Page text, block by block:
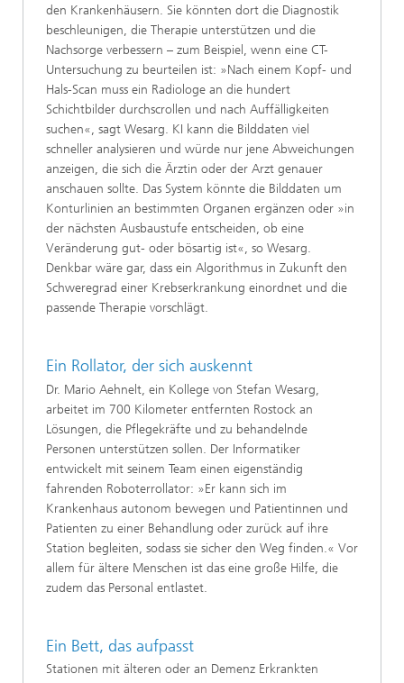
den Krankenhäusern. Sie könnten dort die Diagnostik
beschleunigen, die Therapie unterstützen und die
Nachsorge verbessern – zum Beispiel, wenn eine CT-
Untersuchung zu beurteilen ist: »Nach einem Kopf- und
Hals-Scan muss ein Radiologe an die hundert
Schichtbilder durchscrollen und nach Auffälligkeiten
suchen«, sagt Wesarg. KI kann die Bilddaten viel
schneller analysieren und würde nur jene Abweichungen
anzeigen, die sich die Ärztin oder der Arzt genauer
anschauen sollte. Das System könnte die Bilddaten um
Konturlinien an bestimmten Organen ergänzen oder »in
der nächsten Ausbaustufe entscheiden, ob eine
Veränderung gut- oder bösartig ist«, so Wesarg.
Denkbar wäre gar, dass ein Algorithmus in Zukunft den
Schweregrad einer Krebserkrankung einordnet und die
passende Therapie vorschlägt.
Ein Rollator, der sich auskennt
Dr. Mario Aehnelt, ein Kollege von Stefan Wesarg,
arbeitet im 700 Kilometer entfernten Rostock an
Lösungen, die Pflegekräfte und zu behandelnde
Personen unterstützen sollen. Der Informatiker
entwickelt mit seinem Team einen eigenständig
fahrenden Roboterrollator: »Er kann sich im
Krankenhaus autonom bewegen und Patientinnen und
Patienten zu einer Behandlung oder zurück auf ihre
Station begleiten, sodass sie sicher den Weg finden.« Vor
allem für ältere Menschen ist das eine große Hilfe, die
zudem das Personal entlastet.
Ein Bett, das aufpasst
Stationen mit älteren oder an Demenz Erkrankten